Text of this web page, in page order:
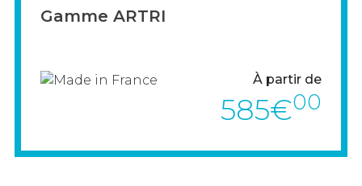
EXPOSITIONS, AFFICHAGES & CONFÉRENCES
MATÉRIEL ÉLECTORAL
> VOIR LE PRODUIT
Gamme ARTRI
À partir de
585€00